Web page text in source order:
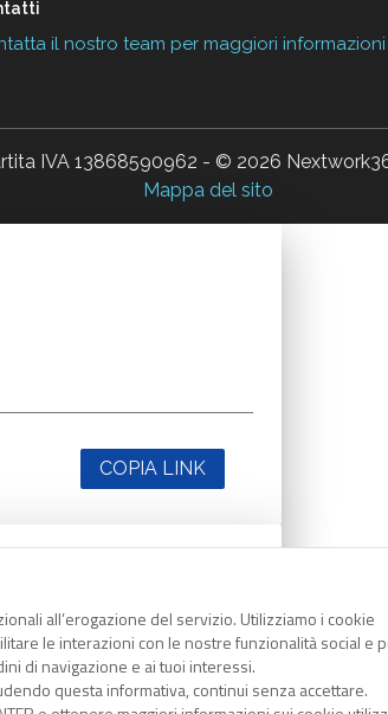
all’erogazione del servizio. Utilizziamo i cookie
le interazioni con le nostre funzionalità social e
di navigazione e ai tuoi interessi.
questa informativa, continui senza accettare.
il nostro team per maggiori informazioni
IVA 13868590962 - © 2026
Mappa del sito
COPIA LINK